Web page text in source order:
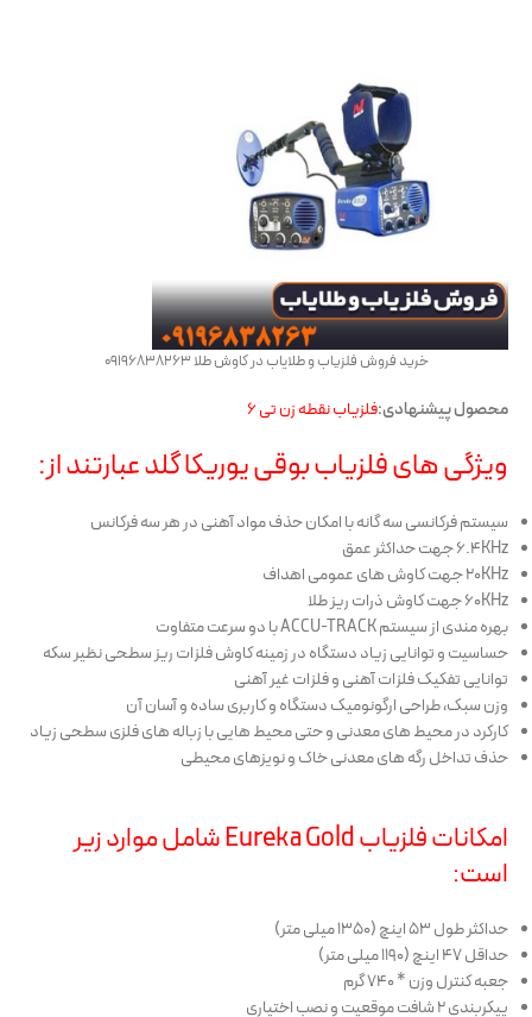
خرید فروش فلزیاب و طلایاب در کاوش طلا 09196838263
محصول پیشنهادی:فلزیاب نقطه زن تی 6
ویژگی های فلزیاب بوقی یوریکا گلد عبارتند از:
سیستم فرکانسی سه گانه با امکان حذف مواد آهنی در هر سه فرکانس
۶.4KHz جهت حداکثر عمق
20KHz جهت کاوش های عمومی اهداف
60KHz جهت کاوش ذرات ریز طلا
بهره مندی از سیستم ACCU-TRACK با دو سرعت متفاوت
حساسیت و توانایی زیاد دستگاه در زمینه کاوش فلزات ریز سطحی نظیر سکه
توانایی تفکیک فلزات آهنی و فلزات غیر آهنی
وزن سبک، طراحی ارگونومیک دستگاه و کاربری ساده و آسان آن
کارکرد در محیط های معدنی و حتی محیط هایی با زباله های فلزی سطحی زیاد
حذف تداخل رگه های معدنی خاک و نویزهای محیطی
امکانات فلزیاب Eureka Gold شامل موارد زیر
است:
حداکثر طول ۵۳ اینچ (۱۳۵۰ میلی متر)
حداقل ۴۷ اینچ (۱۱۹۰ میلی متر)
جعبه کنترل وزن * ۷۴۰ گرم
پیکربندی ۲ شافت موقعیت و نصب اختیاری